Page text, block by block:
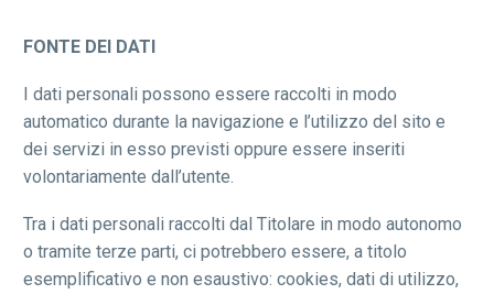
FONTE DEI DATI
I dati personali possono essere raccolti in modo
automatico durante la navigazione e l’utilizzo del sito e
dei servizi in esso previsti oppure essere inseriti
volontariamente dall’utente.
Tra i dati personali raccolti dal Titolare in modo autonomo
o tramite terze parti, ci potrebbero essere, a titolo
esemplificativo e non esaustivo: cookies, dati di utilizzo,